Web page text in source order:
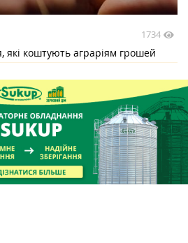
1734
які коштують аграріям грошей